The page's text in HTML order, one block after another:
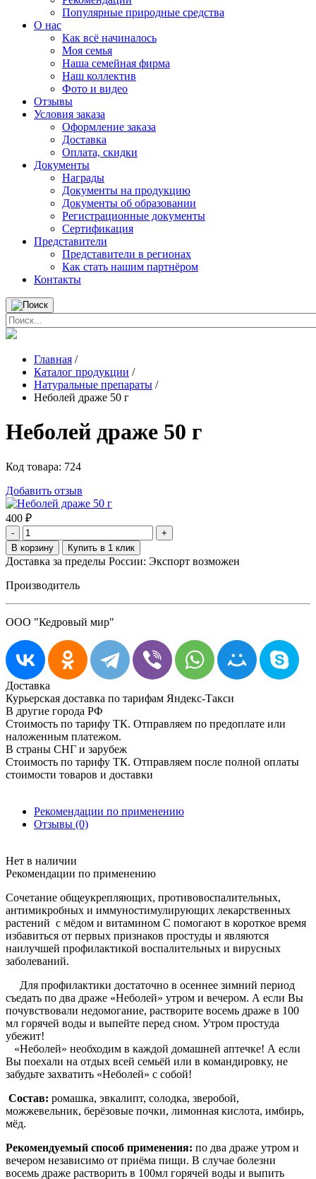
Популярные природные средства
О нас
Как всё начиналось
Моя семья
Наша семейная фирма
Наш коллектив
Фото и видео
Отзывы
Условия заказа
Оформление заказа
Доставка
Оплата, скидки
Документы
Награды
Документы на продукцию
Документы об образовании
Регистрационные документы
Сертификация
Представители
Представители в регионах
Как стать нашим партнёром
Контакты
Главная /
Каталог продукции /
Натуральные препараты /
Неболей драже 50 г
Неболей драже 50 г
Код товара: 724
Добавить отзыв
400 ₽
- +
Доставка за пределы России: Экспорт возможен
Производитель
ООО "Кедровый мир"
Доставка
Курьерская доставка по тарифам Яндекс-Такси
В другие города РФ
Стоимость по тарифу ТК. Отправляем по предоплате или
наложенным платежом.
В страны СНГ и зарубеж
Стоимость по тарифу ТК. Отправляем после полной оплаты
стоимости товаров и доставки
Рекомендации по применению
Отзывы (0)
Нет в наличии
Рекомендации по применению
Сочетание общеукрепляющих, противовоспалительных,
антимикробных и иммуностимулирующих лекарственных
растений с мёдом и витамином С помогают в короткое время
избавиться от первых признаков простуды и являются
наилучшей профилактикой воспалительных и вирусных
заболеваний.
Для профилактики достаточно в осеннее зимний период
съедать по два драже «Неболей» утром и вечером. А если Вы
почувствовали недомогание, растворите восемь драже в 100
мл горячей воды и выпейте перед сном. Утром простуда
убежит!
«Неболей» необходим в каждой домашней аптечке! А если
Вы поехали на отдых всей семьёй или в командировку, не
забудьте захватить «Неболей» с собой!
Состав: ромашка, эвкалипт, солодка, зверобой,
можжевельник, берёзовые почки, лимонная кислота, имбирь,
мёд.
Рекомендуемый способ применения: по два драже утром и
вечером независимо от приёма пищи. В случае болезни
восемь драже растворить в 100мл горячей воды и выпить